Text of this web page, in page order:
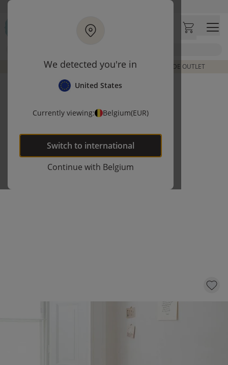
We detected you're in
United States
Currently viewing: Belgium(EUR)
Switch to international
Continue with Belgium
Ga naar hoofdinhoud
Klantbeoordelingen
DE LAATSTE ITEMS UIT VORIGE COLLECTIES | SHOP DE OUTLET
MEEGROEIBED «CANNELLE» | 70 X 140 CM